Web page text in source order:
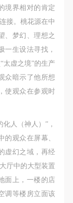
境界相对的肯定
接。桃花源在中
、梦幻、理想之
一生设法寻找，
太虚之境”的生产
众暗示了他所想
使观众在参观时
人（神人）”，
观众在屏幕、
虚幻之域，再经
厅中的大型装置
面上，一楼的店
调等楼房立面该